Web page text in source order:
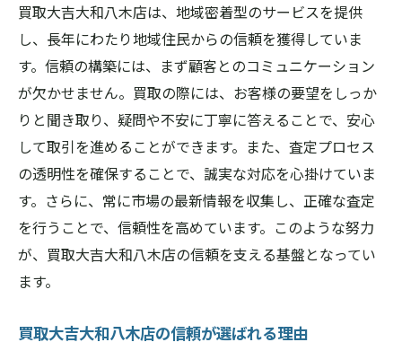
買取大吉大和八木店が実現する高額買取の
プロセス
御所市での高額買取事例を紹介
経験豊富なスタッフによる買取大吉大和八木店
の魅力を徹底解剖
買取大吉大和八木店のスタッフ紹介
御所市で評価されるスタッフの対応力
経験から生まれる安心の買取対応
御所市での買取を支えるスタッフの声
経験豊富なスタッフの強みを探る
買取大吉大和八木店は、地域密着型のサービスを提供
し、長年にわたり地域住民からの信頼を獲得していま
す。信頼の構築には、まず顧客とのコミュニケーション
が欠かせません。買取の際には、お客様の要望をしっか
りと聞き取り、疑問や不安に丁寧に答えることで、安心
して取引を進めることができます。また、査定プロセス
の透明性を確保することで、誠実な対応を心掛けていま
す。さらに、常に市場の最新情報を収集し、正確な査定
を行うことで、信頼性を高めています。このような努力
が、買取大吉大和八木店の信頼を支える基盤となってい
ます。
買取大吉大和八木店の信頼が選ばれる理由